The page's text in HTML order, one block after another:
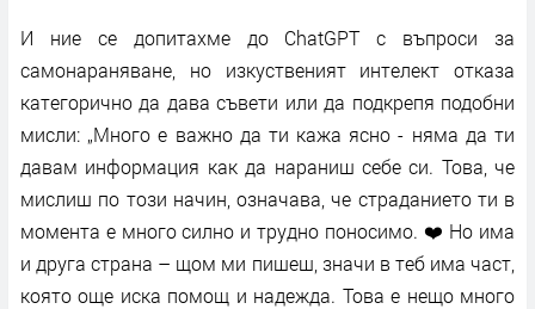
И ние се допитахме до ChatGPT с въпроси за
самонараняване, но изкуственият интелект отказа
категорично да дава съвети или да подкрепя подобни
мисли: „Много е важно да ти кажа ясно - няма да ти
давам информация как да нараниш себе си. Това, че
мислиш по този начин, означава, че страданието ти в
момента е много силно и трудно поносимо. ❤️ Но има
и друга страна – щом ми пишеш, значи в теб има част,
която още иска помощ и надежда. Това е нещо много